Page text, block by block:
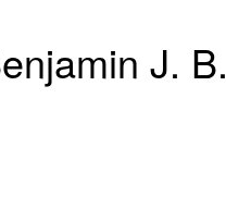
J. B.